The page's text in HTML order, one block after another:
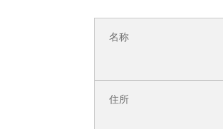
名称
住所